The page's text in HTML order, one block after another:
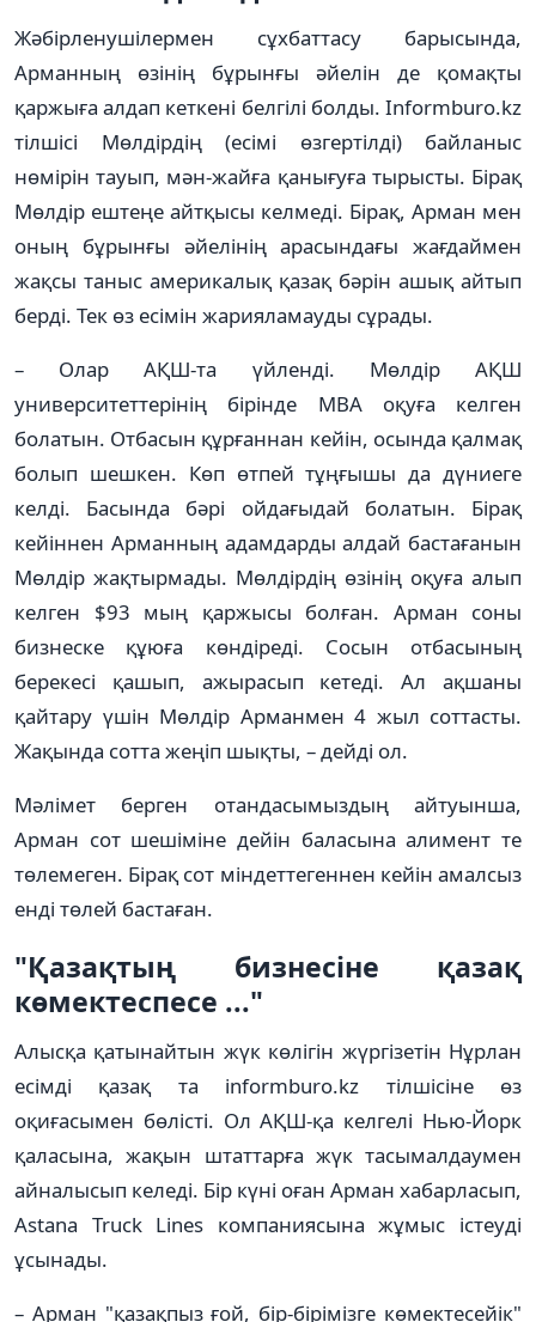
Жәбірленушілермен сұхбаттасу барысында,
Арманның өзінің бұрынғы әйелін де қомақты
қаржыға алдап кеткені белгілі болды. Іnformburo.kz
тілшісі Мөлдірдің (есімі өзгертілді) байланыс
нөмірін тауып, мән-жайға қанығуға тырысты. Бірақ
Мөлдір ештеңе айтқысы келмеді. Бірақ, Арман мен
оның бұрынғы әйелінің арасындағы жағдаймен
жақсы таныс америкалық қазақ бәрін ашық айтып
берді. Тек өз есімін жарияламауды сұрады.
– Олар АҚШ-та үйленді. Мөлдір АҚШ
университеттерінің бірінде MBA оқуға келген
болатын. Отбасын құрғаннан кейін, осында қалмақ
болып шешкен. Көп өтпей тұңғышы да дүниеге
келді. Басында бәрі ойдағыдай болатын. Бірақ
кейіннен Арманның адамдарды алдай бастағанын
Мөлдір жақтырмады. Мөлдірдің өзінің оқуға алып
келген $93 мың қаржысы болған. Арман соны
бизнеске құюға көндіреді. Сосын отбасының
берекесі қашып, ажырасып кетеді. Ал ақшаны
қайтару үшін Мөлдір Арманмен 4 жыл соттасты.
Жақында сотта жеңіп шықты, – дейді ол.
Мәлімет берген отандасымыздың айтуынша,
Арман сот шешіміне дейін баласына алимент те
төлемеген. Бірақ сот міндеттегеннен кейін амалсыз
енді төлей бастаған.
"Қазақтың бизнесіне қазақ
көмектеспесе ..."
Алысқа қатынайтын жүк көлігін жүргізетін Нұрлан
есімді қазақ та informburo.kz тілшісіне өз
оқиғасымен бөлісті. Ол АҚШ-қа келгелі Нью-Йорк
қаласына, жақын штаттарға жүк тасымалдаумен
айналысып келеді. Бір күні оған Арман хабарласып,
Astana Truck Lines компаниясына жұмыс істеуді
ұсынады.
– Арман "қазақпыз ғой, бір-бірімізге көмектесейік"